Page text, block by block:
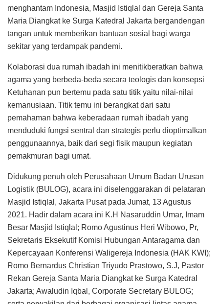
menghantam Indonesia, Masjid Istiqlal dan Gereja Santa
Maria Diangkat ke Surga Katedral Jakarta bergandengan
tangan untuk memberikan bantuan sosial bagi warga
sekitar yang terdampak pandemi.
Kolaborasi dua rumah ibadah ini menitikberatkan bahwa
agama yang berbeda-beda secara teologis dan konsepsi
Ketuhanan pun bertemu pada satu titik yaitu nilai-nilai
kemanusiaan. Titik temu ini berangkat dari satu
pemahaman bahwa keberadaan rumah ibadah yang
menduduki fungsi sentral dan strategis perlu dioptimalkan
penggunaannya, baik dari segi fisik maupun kegiatan
pemakmuran bagi umat.
Didukung penuh oleh Perusahaan Umum Badan Urusan
Logistik (BULOG), acara ini diselenggarakan di pelataran
Masjid Istiqlal, Jakarta Pusat pada Jumat, 13 Agustus
2021. Hadir dalam acara ini K.H Nasaruddin Umar, Imam
Besar Masjid Istiqlal; Romo Agustinus Heri Wibowo, Pr,
Sekretaris Eksekutif Komisi Hubungan Antaragama dan
Kepercayaan Konferensi Waligereja Indonesia (HAK KWI);
Romo Bernardus Christian Triyudo Prastowo, S.J, Pastor
Rekan Gereja Santa Maria Diangkat ke Surga Katedral
Jakarta; Awaludin Iqbal, Corporate Secretary BULOG;